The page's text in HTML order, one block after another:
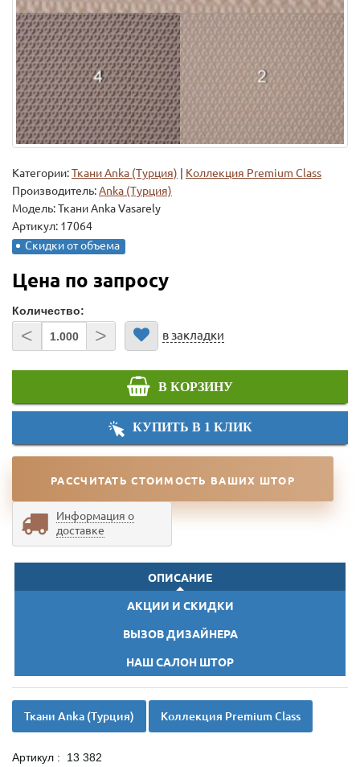
Категории:Ткани Anka (Турция)
Коллекция Premium Class
Производитель:Anka (Турция)
Модель:Ткани Anka Vasarely
Артикул: 17064
Скидки от объема
Цена по запросу
Количество:
< > в закладки
В КОРЗИНУ
КУПИТЬ В 1 КЛИК
РАССЧИТАТЬ СТОИМОСТЬ ВАШИХ ШТОР
Информация о
доставке
ОПИСАНИЕ
АКЦИИ И СКИДКИ
ВЫЗОВ ДИЗАЙНЕРА
НАШ САЛОН ШТОР
Ткани Anka (Турция) Коллекция Premium Class
Артикул : 13 382